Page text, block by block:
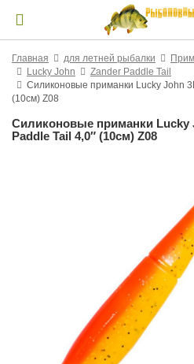
Главная для летней рыбалки
Lucky John
Zander Paddle Tail
Силиконовые приманки Lucky John
(10см) Z08
Силиконовые приманки Lucky
Paddle Tail 4,0″ (10см) Z08